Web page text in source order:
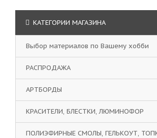
КАТЕГОРИИ МАГАЗИНА
Выбор материалов по Вашему хобби
РАСПРОДАЖА
АРТБОРДЫ
КРАСИТЕЛИ, БЛЕСТКИ, ЛЮМИНОФОР
ПОЛИЭФИРНЫЕ СМОЛЫ, ГЕЛЬКОУТ,